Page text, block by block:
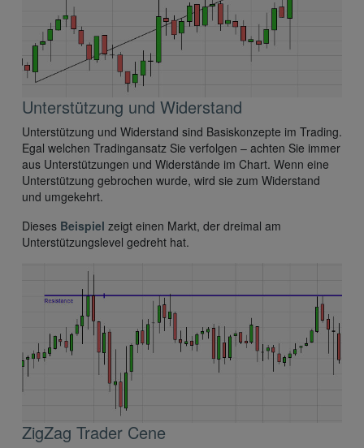
Unterstützung und Widerstand
Unterstützung und Widerstand sind Basiskonzepte im Trading.
Egal welchen Tradingansatz Sie verfolgen – achten Sie immer
aus Unterstützungen und Widerstände im Chart. Wenn eine
Unterstützung gebrochen wurde, wird sie zum Widerstand
und umgekehrt.
Dieses Beispiel zeigt einen Markt, der dreimal am
Unterstützungslevel gedreht hat.
ZigZag Trader Cene